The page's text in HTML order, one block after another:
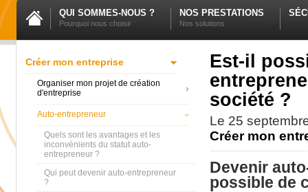
QUI SOMMES-NOUS ?
Pourquoi nous choisir
NOS PRESTATIONS
Nos solutions
Créer mon entreprise
Organiser mon projet de création
d'entreprise
Auto-entrepreneur
Quels sont les avantages et les
inconvénients du statut auto-
entrepreneur ?
Qui peut devenir auto-entrepreneur
?
Est-il
société ?
Le 25
Créer mon
Devenir
possible de